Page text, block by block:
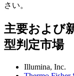
さい。
主要および
型判定市場
Illumina, Inc.